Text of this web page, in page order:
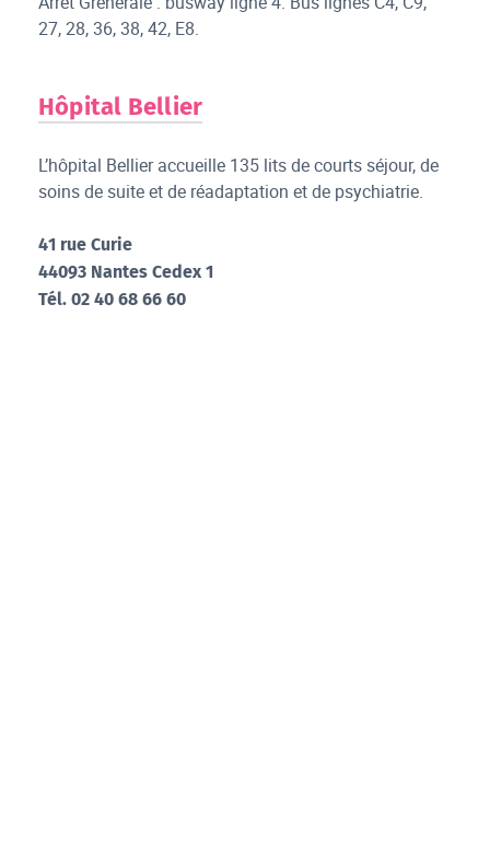
27, 28, 36, 38, 42, E8.
Hôpital Bellier
L’hôpital Bellier accueille 135 lits de courts séjour, de
soins de suite et de réadaptation et de psychiatrie.
41 rue Curie
44093 Nantes Cedex 1
Tél. 02 40 68 66 60